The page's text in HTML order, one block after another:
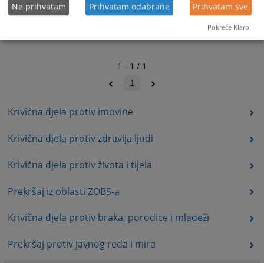
Krivična djela protiv imovine
Krivična djela protiv zdravlja ljudi
Krivična djela protiv života i tijela
Prekršaj iz oblasti ZOBS-a
Krivična djela protiv braka, porodice i mladeži
Prekršaj protiv javnog reda i mira
1 - 1 / 1
1
Ne prihvatam Prihvatam odabrane Prihvatam sve
Pokreće Klaro!